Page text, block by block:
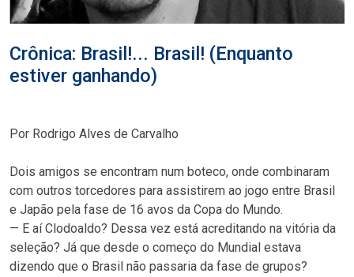
Crônica: Brasil!... Brasil! (Enquanto
estiver ganhando)
Por Rodrigo Alves de Carvalho
Dois amigos se encontram num boteco, onde combinaram
com outros torcedores para assistirem ao jogo entre Brasil
e Japão pela fase de 16 avos da Copa do Mundo.
— E aí Clodoaldo? Dessa vez está acreditando na vitória da
seleção? Já que desde o começo do Mundial estava
dizendo que o Brasil não passaria da fase de grupos?